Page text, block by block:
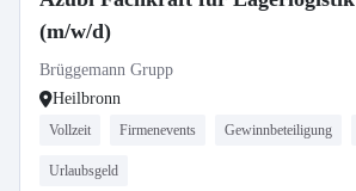
(m/w/d)
Brüggemann Grupp
Heilbronn
Vollzeit Firmenevents Gewinnbeteiligung
Urlaubsgeld